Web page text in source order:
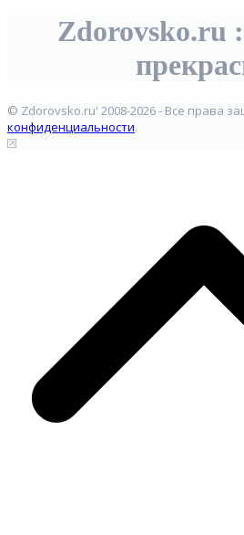
Zdorovsko.ru
© Zdorovsko.ru' 2008-2026 - Все права
конфиденциальности.